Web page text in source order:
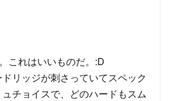
これはいいものだ。:D
リッジが刺さっていてスペック
チョイスで、どのハードもスム